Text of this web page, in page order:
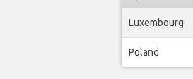
Luxembourg
Poland